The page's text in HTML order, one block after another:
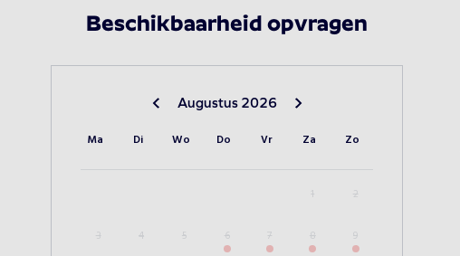
Beschikbaarheid opvragen
Vorige maand
Augustus 2026
Ma Di Wo Do Vr Za Zo
1 2
3 4 5 6 7 8 9